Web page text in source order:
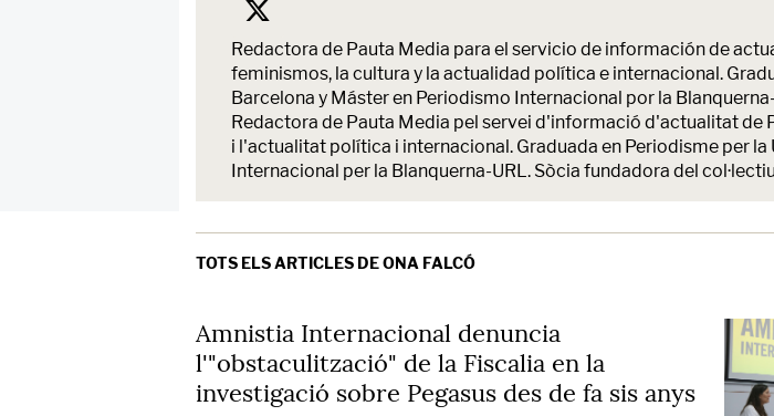
Redactora de Pauta Media para el servicio de información de
feminismos, la cultura y la actualidad política e internacional.
Barcelona y Máster en Periodismo Internacional por la
Redactora de Pauta Media pel servei d'informació d'actualitat de
i l'actualitat política i internacional. Graduada en Periodisme per
Internacional per la Blanquerna-URL. Sòcia fundadora del
TOTS ELS ARTICLES DE ONA FALCÓ
Amnistia Internacional denuncia
l'"obstaculització" de la Fiscalia en la
investigació sobre Pegasus des de fa sis anys